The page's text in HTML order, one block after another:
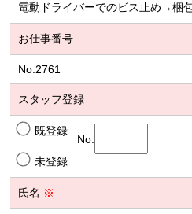
電動ドライバーでのビス止め→梱
お仕事番号
No.2761
スタッフ登録
既登録
No.
未登録
氏名 ※